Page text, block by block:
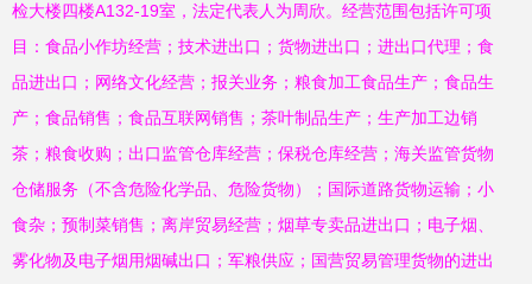
检大楼四楼A132-19室，法定代表人为周欣。经营范围包括许可项
目：食品小作坊经营；技术进出口；货物进出口；进出口代理；食
品进出口；网络文化经营；报关业务；粮食加工食品生产；食品生
产；食品销售；食品互联网销售；茶叶制品生产；生产加工边销
茶；粮食收购；出口监管仓库经营；保税仓库经营；海关监管货物
仓储服务（不含危险化学品、危险货物）；国际道路货物运输；小
食杂；预制菜销售；离岸贸易经营；烟草专卖品进出口；电子烟、
雾化物及电子烟用烟碱出口；军粮供应；国营贸易管理货物的进出